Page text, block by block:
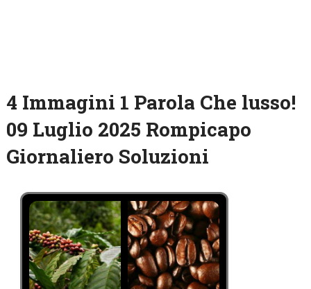
4 Immagini 1 Parola Che lusso!
09 Luglio 2025 Rompicapo
Giornaliero Soluzioni